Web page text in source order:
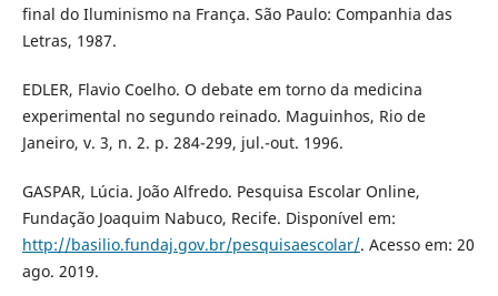
final do Iluminismo na França. São Paulo: Companhia das
Letras, 1987.
EDLER, Flavio Coelho. O debate em torno da medicina
experimental no segundo reinado. Maguinhos, Rio de
Janeiro, v. 3, n. 2. p. 284-299, jul.-out. 1996.
GASPAR, Lúcia. João Alfredo. Pesquisa Escolar Online,
Fundação Joaquim Nabuco, Recife. Disponível em:
http://basilio.fundaj.gov.br/pesquisaescolar/. Acesso em: 20
ago. 2019.